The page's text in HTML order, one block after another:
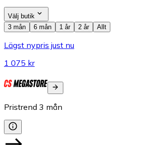
Välj butik
3 mån
6 mån 1 år 2 år Allt
Lägst nypris just nu
1 075 kr
Pristrend 3 mån